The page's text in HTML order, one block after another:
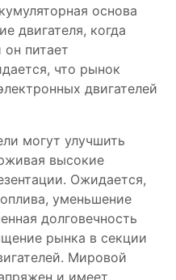
основа
двигателя, когда
питает
что рынок
двигателей
могут улучшить
высокие
Ожидается,
уменьшение
долговечность
рынка в секции
Мировой
и имеет